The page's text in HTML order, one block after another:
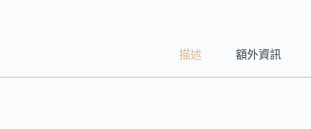
描述 額外資訊